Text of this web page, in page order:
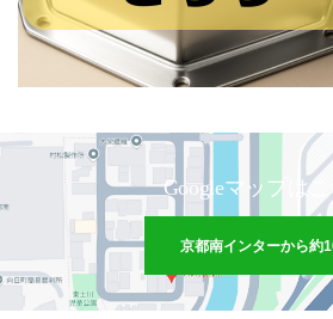
Googleマップは
京都南インターから約